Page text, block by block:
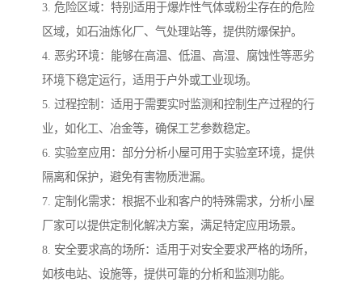
3. 危险区域：特别适用于爆炸性气体或粉尘存在的危险
区域，如石油炼化厂、气处理站等，提供防爆保护。
4. 恶劣环境：能够在高温、低温、高湿、腐蚀性等恶劣
环境下稳定运行，适用于户外或工业现场。
5. 过程控制：适用于需要实时监测和控制生产过程的行
业，如化工、冶金等，确保工艺参数稳定。
6. 实验室应用：部分分析小屋可用于实验室环境，提供
隔离和保护，避免有害物质泄漏。
7. 定制化需求：根据不业和客户的特殊需求，分析小屋
厂家可以提供定制化解决方案，满足特定应用场景。
8. 安全要求高的场所：适用于对安全要求严格的场所，
如核电站、设施等，提供可靠的分析和监测功能。